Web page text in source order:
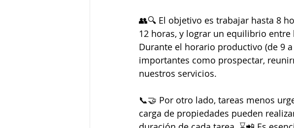
👥🔍 El objetivo es trabajar hasta 8
12 horas, y lograr un equilibrio
Durante el horario productivo (de 9
importantes como prospectar,
nuestros servicios.
📞🤝 Por otro lado, tareas menos
carga de propiedades pueden